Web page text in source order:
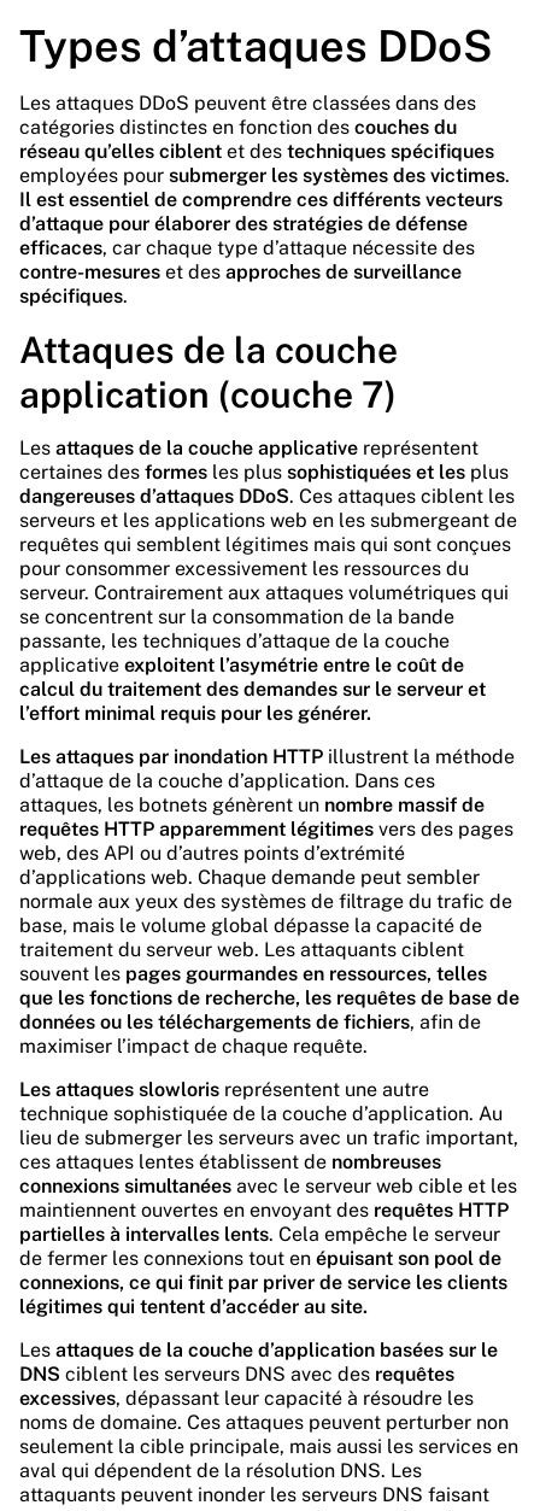
Types d’attaques DDoS
Les attaques DDoS peuvent être classées dans des
catégories distinctes en fonction des couches du
réseau qu’elles ciblent et des techniques spécifiques
employées pour submerger les systèmes des victimes.
Il est essentiel de comprendre ces différents vecteurs
d’attaque pour élaborer des stratégies de défense
efficaces, car chaque type d’attaque nécessite des
contre-mesures et des approches de surveillance
spécifiques.
Attaques de la couche
application (couche 7)
Les attaques de la couche applicative représentent
certaines des formes les plus sophistiquées et les plus
dangereuses d’attaques DDoS. Ces attaques ciblent les
serveurs et les applications web en les submergeant de
requêtes qui semblent légitimes mais qui sont conçues
pour consommer excessivement les ressources du
serveur. Contrairement aux attaques volumétriques qui
se concentrent sur la consommation de la bande
passante, les techniques d’attaque de la couche
applicative exploitent l’asymétrie entre le coût de
calcul du traitement des demandes sur le serveur et
l’effort minimal requis pour les générer.
Les attaques par inondation HTTP illustrent la méthode
d’attaque de la couche d’application. Dans ces
attaques, les botnets génèrent un nombre massif de
requêtes HTTP apparemment légitimes vers des pages
web, des API ou d’autres points d’extrémité
d’applications web. Chaque demande peut sembler
normale aux yeux des systèmes de filtrage du trafic de
base, mais le volume global dépasse la capacité de
traitement du serveur web. Les attaquants ciblent
souvent les pages gourmandes en ressources, telles
que les fonctions de recherche, les requêtes de base de
données ou les téléchargements de fichiers, afin de
maximiser l’impact de chaque requête.
Les attaques slowloris représentent une autre
technique sophistiquée de la couche d’application. Au
lieu de submerger les serveurs avec un trafic important,
ces attaques lentes établissent de nombreuses
connexions simultanées avec le serveur web cible et les
maintiennent ouvertes en envoyant des requêtes HTTP
partielles à intervalles lents. Cela empêche le serveur
de fermer les connexions tout en épuisant son pool de
connexions, ce qui finit par priver de service les clients
légitimes qui tentent d’accéder au site.
Les attaques de la couche d’application basées sur le
DNS ciblent les serveurs DNS avec des requêtes
excessives, dépassant leur capacité à résoudre les
noms de domaine. Ces attaques peuvent perturber non
seulement la cible principale, mais aussi les services en
aval qui dépendent de la résolution DNS. Les
attaquants peuvent inonder les serveurs DNS faisant